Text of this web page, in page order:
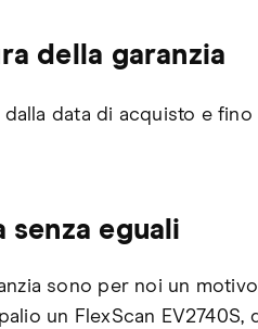
della garanzia
dalla data di acquisto e
senza eguali
sono per noi un
un FlexScan